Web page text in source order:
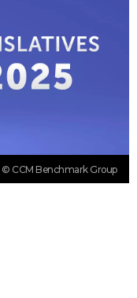
© CCM Benchmark Group